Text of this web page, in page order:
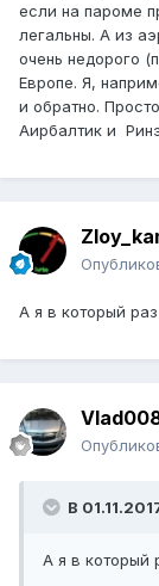
если на пароме
легальны. А из
очень недорого
Европе. Я,
и обратно.
Аирбалтик и
А я в который
В
А я в который